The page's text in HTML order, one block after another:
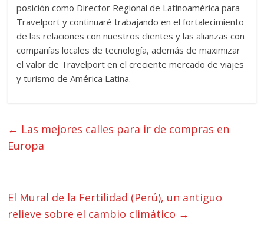
posición como Director Regional de Latinoamérica para
Travelport y continuaré trabajando en el fortalecimiento
de las relaciones con nuestros clientes y las alianzas con
compañías locales de tecnología, además de maximizar
el valor de Travelport en el creciente mercado de viajes
y turismo de América Latina.
← Las mejores calles para ir de compras en
Europa
El Mural de la Fertilidad (Perú), un antiguo
relieve sobre el cambio climático →